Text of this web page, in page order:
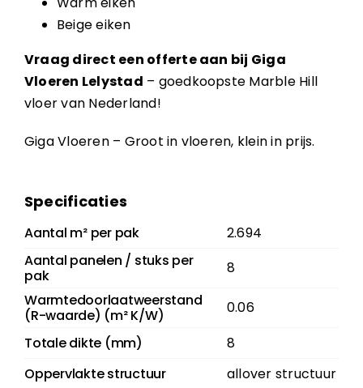
Beige eiken
Vraag direct een offerte aan bij Giga
Vloeren Lelystad – goedkoopste Marble Hill
vloer van Nederland!
Giga Vloeren – Groot in vloeren, klein in prijs.
Specificaties
Aantal m² per pak
2.694
Aantal panelen / stuks per
pak
8
Warmtedoorlaatweerstand
(R-waarde) (m² K/W)
0.06
Totale dikte (mm)
8
Oppervlakte structuur
allover structuur